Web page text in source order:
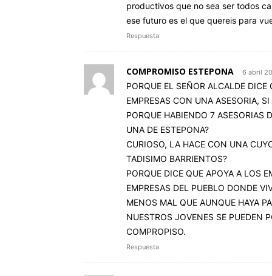
productivos que no sea ser todos
ese futuro es el que quereis para
Respuesta
COMPROMISO ESTEPONA 6 abril
PORQUE EL SEÑOR ALCALDE
EMPRESAS CON UNA ASESORIA,
PORQUE HABIENDO 7 ASESORIAS
UNA DE ESTEPONA?
CURIOSO, LA HACE CON UNA
TADISIMO BARRIENTOS?
PORQUE DICE QUE APOYA A LOS
EMPRESAS DEL PUEBLO DONDE
MENOS MAL QUE AUNQUE HAYA
NUESTROS JOVENES SE PUEDEN
COMPROPISO.
Respuesta